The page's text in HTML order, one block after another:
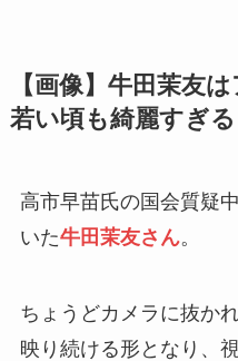
【画像】牛田茉友
若い頃も綺麗すぎる
高市早苗氏の国会質疑
いた牛田茉友さん。
ちょうどカメラに抜か
映り続ける形となり、